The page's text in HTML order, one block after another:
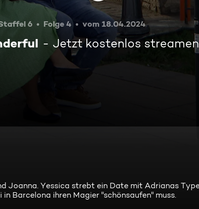
6 Folge 4 vom 18.04.2024
Jetzt kostenlos streamen
Joanna. Yessica strebt ein Date mit Adrianas
Barcelona ihren Magier "schönsaufen" muss.